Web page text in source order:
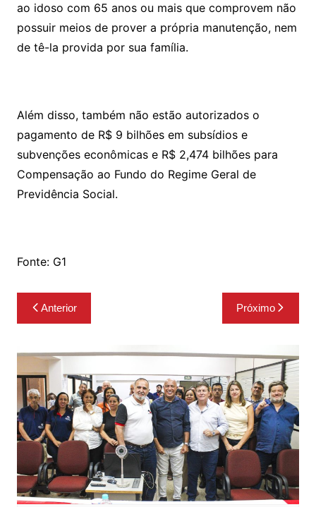
ao idoso com 65 anos ou mais que comprovem não
possuir meios de prover a própria manutenção, nem
de tê-la provida por sua família.
Além disso, também não estão autorizados o
pagamento de R$ 9 bilhões em subsídios e
subvenções econômicas e R$ 2,474 bilhões para
Compensação ao Fundo do Regime Geral de
Previdência Social.
Fonte: G1
Navegação
de
Anterior Próximo